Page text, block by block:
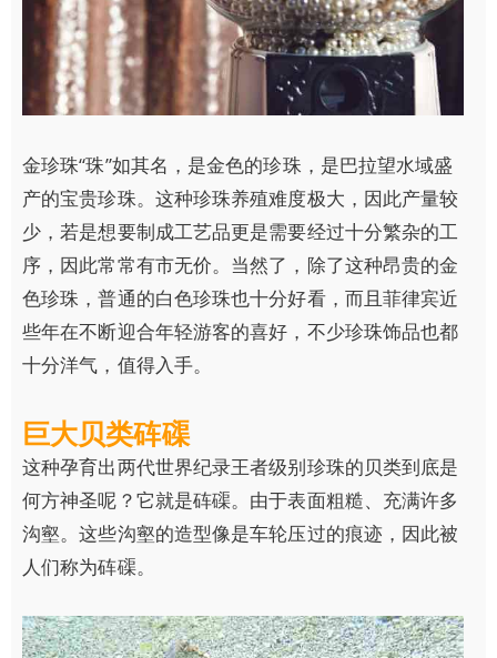
金珍珠“珠”如其名，是金色的珍珠，是巴拉望水域盛
产的宝贵珍珠。这种珍珠养殖难度极大，因此产量较
少，若是想要制成工艺品更是需要经过十分繁杂的工
序，因此常常有市无价。当然了，除了这种昂贵的金
色珍珠，普通的白色珍珠也十分好看，而且菲律宾近
些年在不断迎合年轻游客的喜好，不少珍珠饰品也都
十分洋气，值得入手。
巨大贝类砗磲
这种孕育出两代世界纪录王者级别珍珠的贝类到底是
何方神圣呢？它就是砗磲。由于表面粗糙、充满许多
沟壑。这些沟壑的造型像是车轮压过的痕迹，因此被
人们称为砗磲。